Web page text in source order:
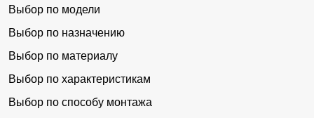
Выбор по модели
Выбор по назначению
Выбор по материалу
Выбор по характеристикам
Выбор по способу монтажа